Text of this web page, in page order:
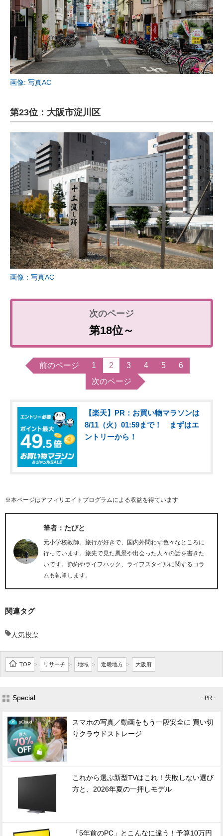
画像: 写真AC
第23位：大阪市淀川区
画像：写真AC
第18位～
前のページ 1 2 3 4 5
6
次のページ
【楽天】PR：お買い物マラソンは
8/11（火）01:59まで！ まずはエ
ントリーから！
※本ページはアフィリエイトプログラムによる収益を得ています
筆者：たびと
元小学校教師。旅行が好きで、国内外問わず色々なところに
行っています。旅先で見た風景や出会った人々の話を書きた
いです。節約やライフハック、ライフスタイルに関するコラ
ムも執筆します。
関連タグ
人気投票
TOP > リサーチ > 地域 > 近畿地方 > 大阪府
Special - PR -
スマホの写真／動画をもう一段安全に 買い切
りクラウドストレージ
これから選ぶ新型TVはこれ！失敗しない選び
方と、2026年夏の一押しモデル
「5年前のPC」とこんなに違う！予算10万円